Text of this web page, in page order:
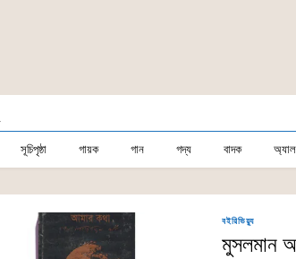
সূচিপৃষ্ঠা গায়ক গান গদ্য বাদক
বইরিভিয়্যু
মুসলমান